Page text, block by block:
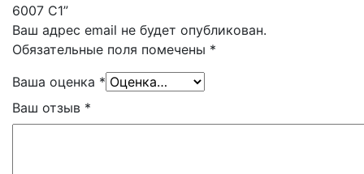
6007 С1”
Ваш адрес email не будет опубликован.
Обязательные поля помечены *
Ваша оценка *
Ваш отзыв *